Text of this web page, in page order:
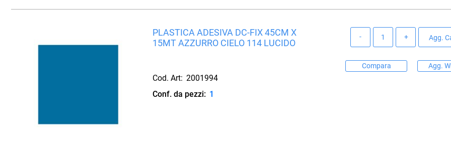
PLASTICA ADESIVA DC-FIX 45CM X
15MT AZZURRO CIELO 114 LUCIDO
Cod. Art: 2001994
Conf. da pezzi: 1
Agg.
Compara Agg.